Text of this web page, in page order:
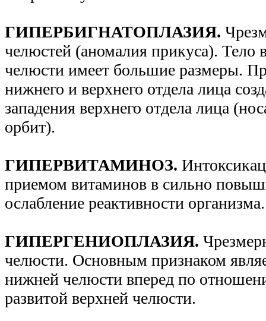
ГИПЕРБИГНАТОПЛАЗИЯ.
челюстей (аномалия прикуса). Тело
челюсти имеет большие размеры.
нижнего и верхнего отдела лица
западения верхнего отдела лица
орбит).
ГИПЕРВИТАМИНОЗ.
приемом витаминов в сильно
ослабление реактивности организма.
ГИПЕРГЕНИОПЛАЗИЯ.
челюсти. Основным признаком
нижней челюсти вперед по
развитой верхней челюсти.